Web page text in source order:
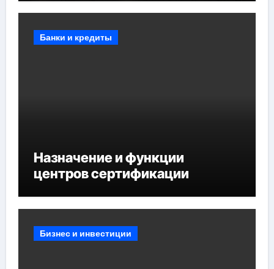
мероприятий и обустройства
Банки и кредиты
Назначение и функции
центров сертификации
Бизнес и инвестиции